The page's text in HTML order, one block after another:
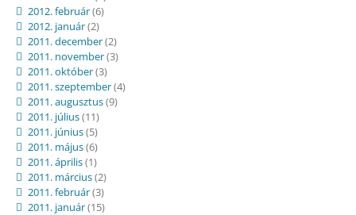
2012. február(6)
2012. január(2)
2011. december(2)
2011. november(3)
2011. október(3)
2011. szeptember(4)
2011. augusztus(9)
2011. július(11)
2011. június(5)
2011. május(6)
2011. április(1)
2011. március(2)
2011. február(3)
2011. január(15)